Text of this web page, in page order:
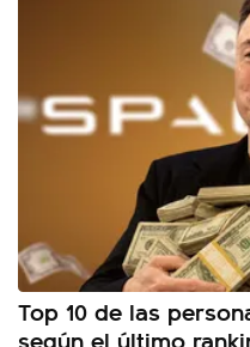
Top 10 de las
según el último